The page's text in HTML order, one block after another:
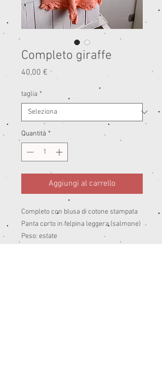
Completo giraffe
40,00 € Prezzo
taglia *
Quantità *
Aggiungi al carrello
Completo con blusa di cotone stampata
Panta corto in felpina leggera (salmone)
Peso: estate